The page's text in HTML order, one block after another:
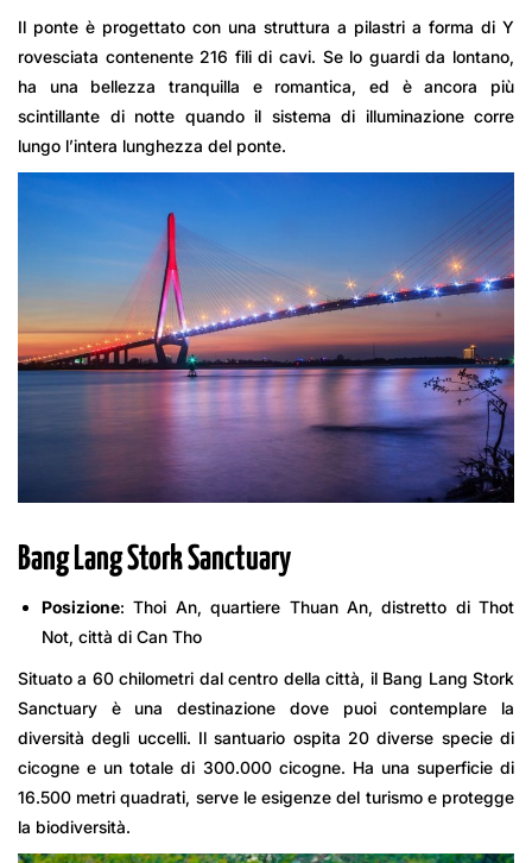
Il ponte è progettato con una struttura a pilastri a forma di Y
rovesciata contenente 216 fili di cavi. Se lo guardi da lontano,
ha una bellezza tranquilla e romantica, ed è ancora più
scintillante di notte quando il sistema di illuminazione corre
lungo l’intera lunghezza del ponte.
Bang Lang Stork Sanctuary
Posizione: Thoi An, quartiere Thuan An, distretto di Thot
Not, città di Can Tho
Situato a 60 chilometri dal centro della città, il Bang Lang Stork
Sanctuary è una destinazione dove puoi contemplare la
diversità degli uccelli. Il santuario ospita 20 diverse specie di
cicogne e un totale di 300.000 cicogne. Ha una superficie di
16.500 metri quadrati, serve le esigenze del turismo e protegge
la biodiversità.